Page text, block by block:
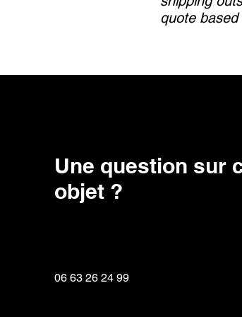
quote
Une question sur
objet ?
06 63 26 24 99